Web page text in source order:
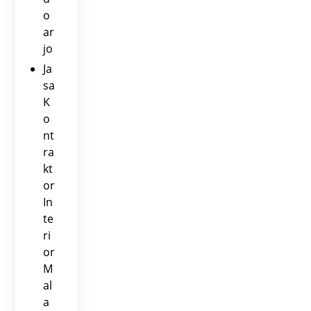
o
ar
jo
Ja
sa
K
o
nt
ra
kt
or
In
te
ri
or
M
al
a